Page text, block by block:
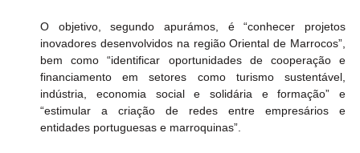
O objetivo, segundo apurámos, é “conhecer projetos
inovadores desenvolvidos na região Oriental de Marrocos”,
bem como “identificar oportunidades de cooperação e
financiamento em setores como turismo sustentável,
indústria, economia social e solidária e formação” e
“estimular a criação de redes entre empresários e
entidades portuguesas e marroquinas”.